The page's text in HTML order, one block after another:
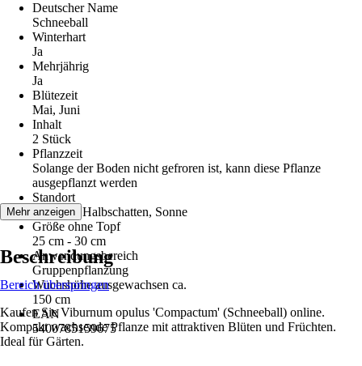
Deutscher Name
Schneeball
Winterhart
Ja
Mehrjährig
Ja
Blütezeit
Mai, Juni
Inhalt
2 Stück
Pflanzzeit
Solange der Boden nicht gefroren ist, kann diese Pflanze
ausgepflanzt werden
Standort
Schatten, Halbschatten, Sonne
Größe ohne Topf
25 cm - 30 cm
Anwendungsbereich
Gruppenpflanzung
Wuchshöhe ausgewachsen ca.
150 cm
EAN
5400785159675
Mehr anzeigen
Beschreibung
Bereich überspringen
Kaufen Sie Viburnum opulus 'Compactum' (Schneeball) online.
Kompakt wachsende Pflanze mit attraktiven Blüten und Früchten.
Ideal für Gärten.